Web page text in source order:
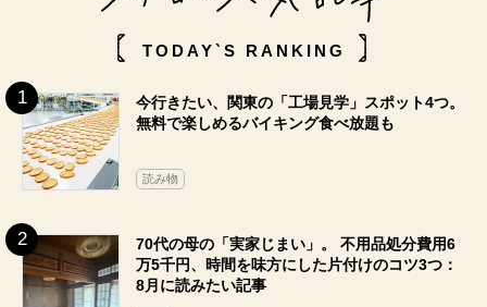
TODAY`S RANKING
今行きたい、関東の「工場見学」スポット4つ。
無料で楽しめるバイキング食べ放題も
読み物
70代の母の「実家じまい」。 不用品処分費用6
万5千円、時間を味方にした片付けのコツ3つ：
8月に読みたい記事